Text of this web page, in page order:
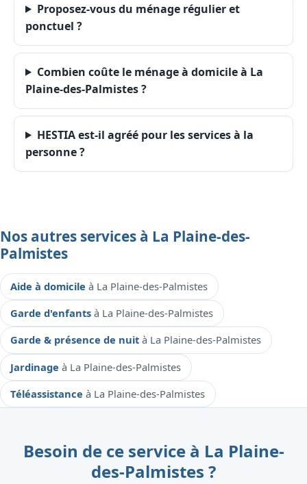
Proposez-vous du ménage régulier et
ponctuel ?
Combien coûte le ménage à domicile à La
Plaine-des-Palmistes ?
HESTIA est-il agréé pour les services à la
personne ?
Nos autres services à La Plaine-des-
Palmistes
Aide à domicileà La Plaine-des-Palmistes
Garde d'enfantsà La Plaine-des-Palmistes
Garde & présence de nuità La Plaine-des-Palmistes
Jardinageà La Plaine-des-Palmistes
Téléassistanceà La Plaine-des-Palmistes
Besoin de ce service à La Plaine-
des-Palmistes ?